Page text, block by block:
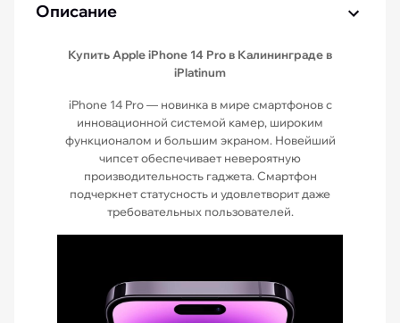
Описание
Купить Apple iPhone 14 Pro в Калининграде в
iPlatinum
iPhone 14 Pro — новинка в мире смартфонов с
инновационной системой камер, широким
функционалом и большим экраном. Новейший
чипсет обеспечивает невероятную
производительность гаджета. Смартфон
подчеркнет статусность и удовлетворит даже
требовательных пользователей.